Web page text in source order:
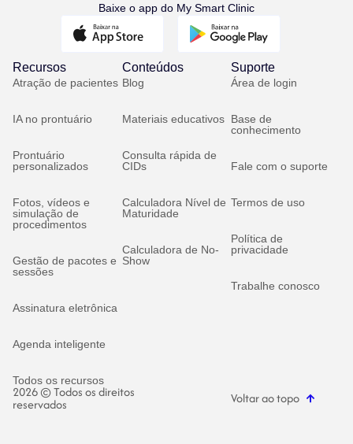
Baixe o app do My Smart Clinic
Recursos
Atração de pacientes
IA no prontuário
Prontuário
personalizados
Fotos, vídeos e
simulação de
procedimentos
Gestão de pacotes e
sessões
Assinatura eletrônica
Agenda inteligente
Todos os recursos
Conteúdos
Blog
Materiais educativos
Consulta rápida de
CIDs
Calculadora Nível de
Maturidade
Calculadora de No-
Show
Suporte
Área de login
Base de
conhecimento
Fale com o suporte
Termos de uso
Política de
privacidade
Trabalhe conosco
2026 © Todos os direitos
reservados Voltar ao topo